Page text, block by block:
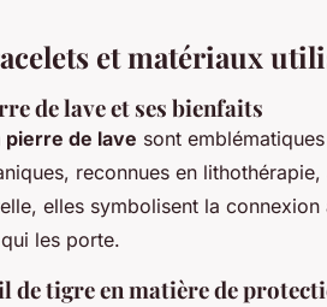
et matériaux
de lave et ses bienfaits
pierre de lave sont
reconnues en
elles symbolisent la
les porte.
de tigre en matière de